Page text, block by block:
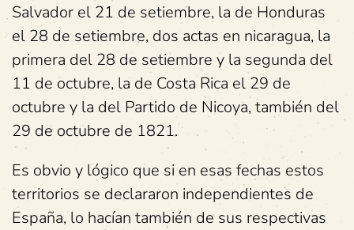
Salvador el 21 de setiembre, la de Honduras
el 28 de setiembre, dos actas en nicaragua, la
primera del 28 de setiembre y la segunda del
11 de octubre, la de Costa Rica el 29 de
octubre y la del Partido de Nicoya, también del
29 de octubre de 1821.
Es obvio y lógico que si en esas fechas estos
territorios se declararon independientes de
España, lo hacían también de sus respectivas